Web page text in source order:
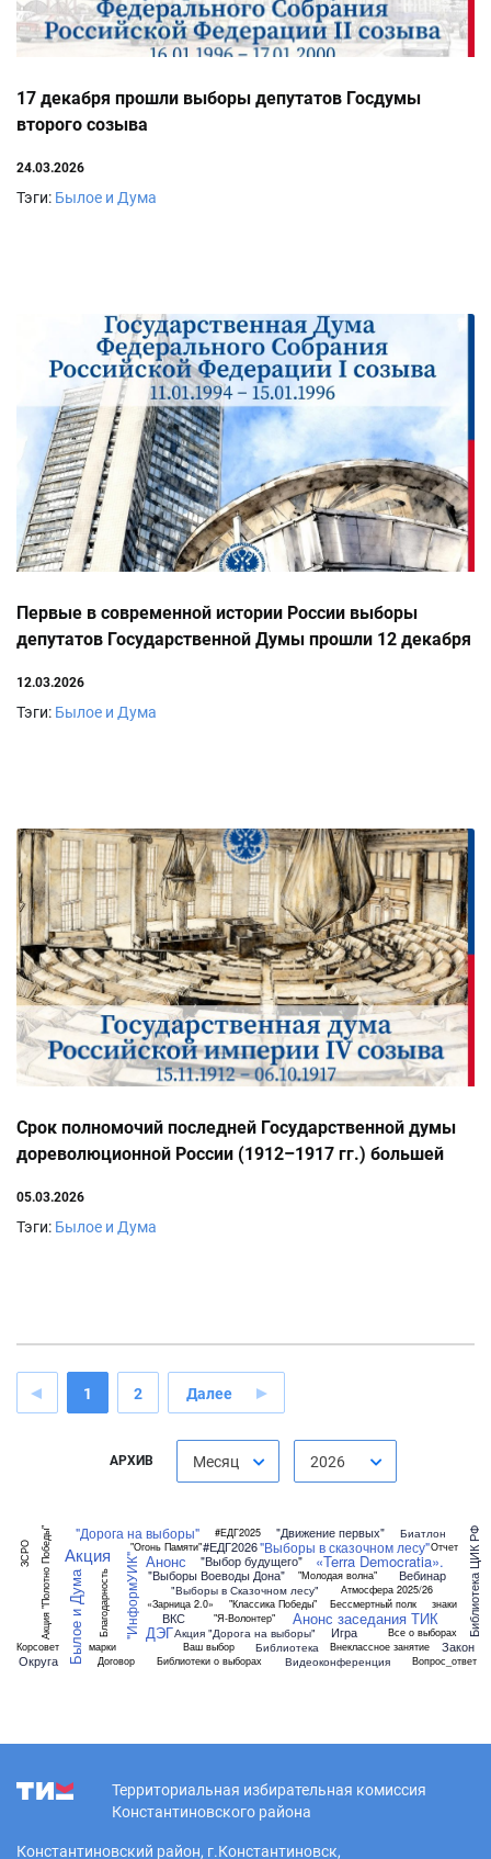
17 декабря прошли выборы депутатов Госдумы
второго созыва
24.03.2026
Тэги: Былое и Дума
Первые в современной истории России выборы
депутатов Государственной Думы прошли 12 декабря
12.03.2026
Тэги: Былое и Дума
Срок полномочий последней Государственной думы
дореволюционной России (1912–1917 гг.) большей
(1914–1918 гг.)
05.03.2026
Тэги: Былое и Дума
1 2 Далее
АРХИВ Месяц 2026
#ЕДГ2025
#ЕДГ2026
"Выбор будущего"
"Выборы Воеводы Дона"
"Выборы в Сказочном лесу"
"Выборы в сказочном лесу"
"Движение первых"
"Дорога на выборы"
"ИнформУИК" "Классика Победы"
"Молодая волна"
"Огонь Памяти"
"Я-Волонтер"
«Terra Democratia».
«Зарница 2.0»
Акция
Акция "Дорога на выборы"
Акция "Полотно Победы" Анонс
Анонс заседания ТИК
Атмосфера 2025/26
Бессмертный полк
Биатлон
Библиотека
Библиотека ЦИК РФ
Библиотеки о выборах
Благодарность
Былое и Дума ВКС
Ваш выбор
Вебинар
Видеоконференция
Внеклассное занятие
Вопрос_ответ
Все о выборах
ДЭГ
Договор
ЗСРО
Закон
Игра
Корсовет
Округа
Отчет
знаки
марки
Территориальная избирательная комиссия
Константиновского района
Константиновский район, г.Константиновск,